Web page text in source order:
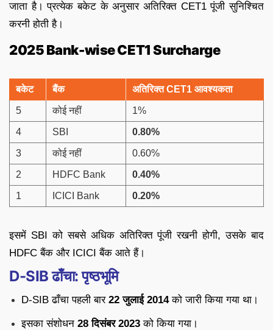
जाता है। प्रत्येक बकेट के अनुसार अतिरिक्त CET1 पूंजी सुनिश्चित
करनी होती है।
2025 Bank-wise CET1 Surcharge
बकेट बैंक अतिरिक्त CET1 आवश्यकता
5 कोई नहीं 1%
4 SBI 0.80%
3 कोई नहीं 0.60%
2 HDFC Bank 0.40%
1 ICICI Bank 0.20%
इसमें SBI को सबसे अधिक अतिरिक्त पूंजी रखनी होगी, उसके बाद
HDFC बैंक और ICICI बैंक आते हैं।
D-SIB ढाँचा: पृष्ठभूमि
D-SIB ढाँचा पहली बार 22 जुलाई 2014को जारी किया गया था।
इसका संशोधन 28 दिसंबर 2023 को किया गया।